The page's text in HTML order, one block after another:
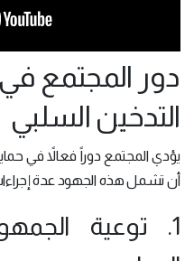
دور المجتمع
التدخين السلبي
يؤدي المجتمع دوراً فعالاً في
أن تشمل هذه الجهود عدة
1. توعية